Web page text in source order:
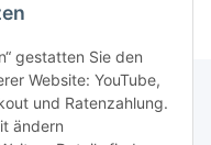
gestatten Sie den
Website: YouTube,
und Ratenzahlung.
ändern